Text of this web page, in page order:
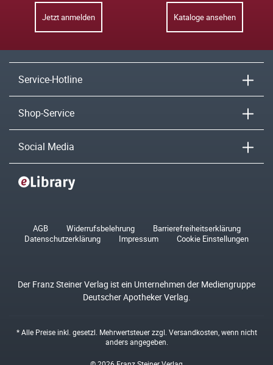
Jetzt anmelden Kataloge ansehen
Service-Hotline
Shop-Service
Social Media
AGB Widerrufsbelehrung
Barrierefreiheitserklärung
Datenschutzerklärung
Impressum Cookie Einstellungen
Der Franz Steiner Verlag ist ein Unternehmen der Mediengruppe
Deutscher Apotheker Verlag.
* Alle Preise inkl. gesetzl. Mehrwertsteuer zzgl. Versandkosten , wenn nicht
anders angegeben.